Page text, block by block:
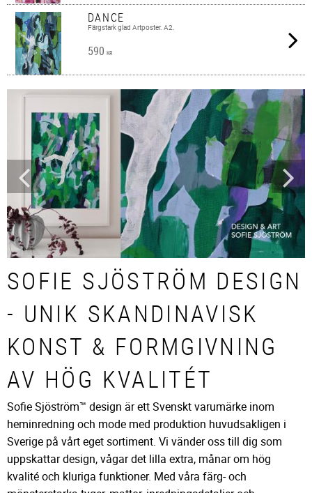
DANCE
Färgstark glad Artposter. A2.
590 KR
SOFIE SJÖSTRÖM DESIGN
- UNIK SKANDINAVISK
KONST & FORMGIVNING
AV HÖG KVALITÉT
Sofie Sjöström™ design är ett Svenskt varumärke inom
heminredning och mode med produktion huvudsakligen i
Sverige på vårt eget sortiment. Vi vänder oss till dig som
uppskattar design, vågar det lilla extra, månar om hög
kvalité och kluriga funktioner. Med våra färg- och